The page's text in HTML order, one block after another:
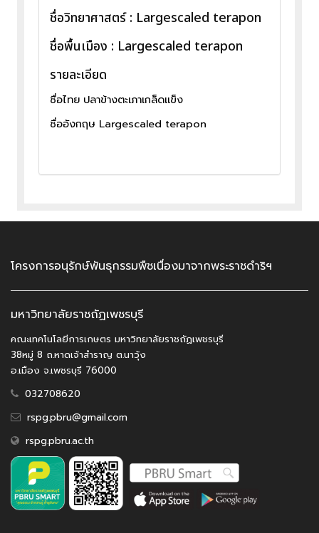
ชื่อวิทยาศาสตร์ : Largescaled terapon
ชื่อพื้นเมือง : Largescaled terapon
รายละเอียด
ชื่อไทย ปลาข้างตะเภาเกล็ดแข็ง
ชื่ออังกฤษ Largescaled terapon
โครงการอนุรักษ์พันธุกรรมพืชเนื่องมาจากพระราชดำริฯ
มหาวิทยาลัยราชถัฏเพชรบุรี
คณะเทคโนโลยีการเกษตร มหาวิทยาลัยราชถัฏเพชรบุรี
38หมู่ 8 ถ.หาดเจ้าสำราญ ต.นาวุ้ง
อ.เมือง จ.เพชรบุรี 76000
032708620
rspg.pbru@gmail.com
rspg.pbru.ac.th